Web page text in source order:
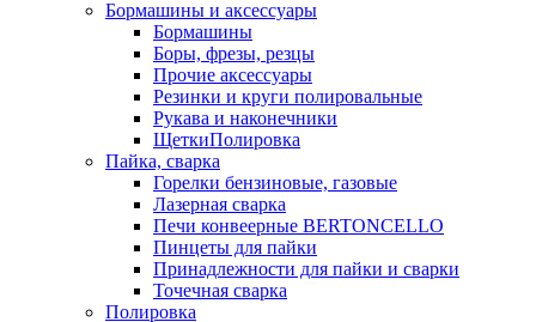
Бормашины и аксессуары
Бормашины
Боры, фрезы, резцы
Прочие аксессуары
Резинки и круги полировальные
Рукава и наконечники
ЩеткиПолировка
Пайка, сварка
Горелки бензиновые, газовые
Лазерная сварка
Печи конвеерные BERTONCELLO
Пинцеты для пайки
Принадлежности для пайки и сварки
Точечная сварка
Полировка